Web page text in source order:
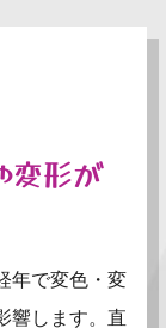
変形が
年で変色・変
響します。直